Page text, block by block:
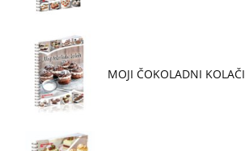
MOJI ČOKOLADNI KOLAČI